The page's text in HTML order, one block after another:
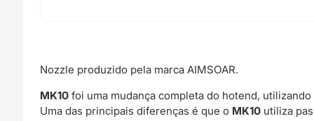
Nozzle produzido pela marca AIMSOAR.
MK10 foi uma mudança completa do hotend,
Uma das principais diferenças é que o MK10 utiliza